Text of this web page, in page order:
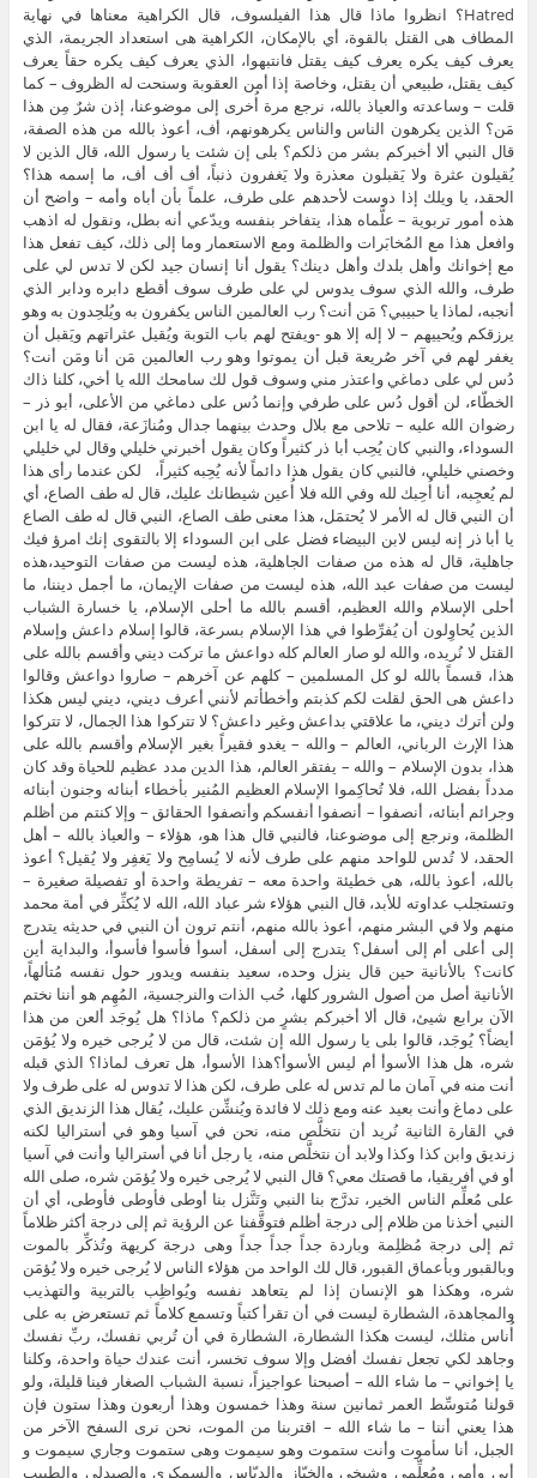
Hatred؟ انظروا ماذا قال هذا الفيلسوف، قال الكراهية معناها في نهاية
المطاف هى القتل بالقوة، أي بالإمكان، الكراهية هى استعداد الجريمة، الذي
يعرف كيف يكره يعرف كيف يقتل فانتبهوا، الذي يعرف كيف يكره حقاً يعرف
كيف يقتل، طبيعي أن يقتل، وخاصة إذا أمن العقوبة وسنحت له الظروف – كما
قلت – وساعدته والعياذ بالله، نرجع مرة أُخرى إلى موضوعنا، إذن شرٌ مِن هذا
مَن؟ الذين يكرهون الناس والناس يكرهونهم، أف، أعوذ بالله من هذه الصفة،
قال النبي ألا أخبركم بشر من ذلكم؟ بلى إن شئت يا رسول الله، قال الذين لا
يُقيلون عثرة ولا يَقبلون معذرة ولا يَغفرون ذنباً، أف أف أف، ما إسمه هذا؟
الحقد، يا ويلك إذا دوست لأحدهم على طرف، علماً بأن أباه وأمه – واضح أن
هذه أمور تربوية – علَّماه هذا، يتفاخر بنفسه ويدّعي أنه بطل، ونقول له اذهب
وافعل هذا مع المُخابَرات والظلمة ومع الاستعمار وما إلى ذلك، كيف تفعل هذا
مع إخوانك وأهل بلدك وأهل دينك؟ يقول أنا إنسان جيد لكن لا تدس لي على
طرف، والله الذي سوف يدوس لي على طرف سوف أقطع دابره ودابر الذي
أنجبه، لماذا يا حبيبي؟ مَن أنت؟ رب العالمين الناس يكفرون به ويُلحِدون به وهو
يرزقكم ويُحييهم – لا إله إلا هو -ويفتح لهم باب التوبة ويُقيل عثراتهم ويَقبل أن
يغفر لهم في آخر صُريعة قبل أن يموتوا وهو رب العالمين مَن أنا ومَن أنت؟
دُس لي على دماغي واعتذر مني وسوف قول لك سامحك الله يا أخي، كلنا ذاك
الخطّاء، لن أقول دُس على طرفي وإنما دُس على دماغي من الأعلى، أبو ذر –
رضوان الله عليه – تلاحى مع بلال وحدث بينهما جدال ومُنازَعة، فقال له يا ابن
السوداء، والنبي كان يُحِب أبا ذر كثيراً وكان يقول أخبرني خليلي وقال لي خليلي
وخصني خليلي، فالنبي كان يقول هذا دائماً لأنه يُحِبه كثيراً، لكن عندما رأى هذا
لم يُعجِبه، أنا أُحِبك لله وفي الله فلا أُعين شيطانك عليك، قال له طف الصاع، أي
أن النبي قال له الأمر لا يُحتمَل، هذا معنى طف الصاع، النبي قال له طف الصاع
يا أبا ذر إنه ليس لابن البيضاء فضل على ابن السوداء إلا بالتقوى إنك امرؤ فيك
جاهلية، قال له هذه من صفات الجاهلية، هذه ليست من صفات التوحيد،هذه
ليست من صفات عبد الله، هذه ليست من صفات الإيمان، ما أجمل ديننا، ما
أحلى الإسلام والله العظيم، أقسم بالله ما أحلى الإسلام، يا خسارة الشباب
الذين يُحاوِلون أن يُفرِّطوا في هذا الإسلام بسرعة، قالوا إسلام داعش وإسلام
القتل لا نُريده، والله لو صار العالم كله دواعش ما تركت ديني وأقسم بالله على
هذا، قسماً بالله لو كل المسلمين – كلهم عن آخرهم – صاروا دواعش وقالوا
داعش هى الحق لقلت لكم كذبتم وأخطأتم لأنني أعرف ديني، ديني ليس هكذا
ولن أترك ديني، ما علاقتي بداعش وغير داعش؟ لا تتركوا هذا الجمال، لا تتركوا
هذا الإرث الرباني، العالم – والله – يغدو فقيراً بغير الإسلام وأقسم بالله على
هذا، بدون الإسلام – والله – يفتقر العالم، هذا الدين مدد عظيم للحياة وقد كان
مدداً بفضل الله، فلا تُحاكِموا الإسلام العظيم المُنير بأخطاء أبنائه وجنون أبنائه
وجرائم أبنائه، أنصفوا – أنصفوا أنفسكم وأنصفوا الحقائق – وإلا كنتم من أظلم
الظلمة، ونرجع إلى موضوعنا، فالنبي قال هذا هو، هؤلاء – والعياذ بالله – أهل
الحقد، لا تُدس للواحد منهم على طرف لأنه لا يُسامِح ولا يَغفِر ولا يُقيل؟ أعوذ
بالله، أعوذ بالله، هى خطيئة واحدة معه – تفريطة واحدة أو تفصيلة صغيرة –
وتستجلب عداوته للأبد، قال النبي هؤلاء شر عباد الله، الله لا يُكثِّر في أمة محمد
منهم ولا في البشر منهم، أعوذ بالله منهم، أنتم ترون أن النبي في حديثه يتدرج
إلى أعلى أم إلى أسفل؟ يتدرج إلى أسفل، أسوأ فأسوأ فأسوأ، والبداية أين
كانت؟ بالأنانية حين قال ينزل وحده، سعيد بنفسه ويدور حول نفسه مُتألهاً،
الأنانية أصل من أصول الشرور كلها، حُب الذات والنرجسية، المُهِم هو أننا نختم
الآن برابع شيئ، قال ألا أخبركم بشرٍ من ذلكم؟ ماذا؟ هل يُوجَد ألعن من هذا
أيضاً؟ يُوجَد، قالوا بلى يا رسول الله إن شئت، قال من لا يُرجى خيره ولا يُؤمَن
شره، هل هذا الأسوأ أم ليس الأسوأ؟هذا الأسوأ، هل تعرف لماذا؟ الذي قبله
أنت منه في آمان ما لم تدس له على طرف، لكن هذا لا تدوس له على طرف ولا
على دماغ وأنت بعيد عنه ومع ذلك لا فائدة ويُنشِّن عليك، يُقال هذا الزنديق الذي
في القارة الثانية نُريد أن نتخلَّص منه، نحن في آسيا وهو في أستراليا لكنه
زنديق وابن كذا وكذا ولابد أن نتخلَّص منه، يا رجل أنا في أستراليا وأنت في آسيا
أو في أفريقيا، ما قصتك معي؟ قال النبي لا يُرجى خيره ولا يُؤمَن شره، صلى الله
على مُعلِّم الناس الخير، تدرَّج بنا النبي وتَنَّزل بنا أوطى فأوطى فأوطى، أي أن
النبي أخذنا من ظلام إلى درجة أظلم فتوقَّفنا عن الرؤية ثم إلى درجة أكثر ظلاماً
ثم إلى درجة مُظلِمة وباردة جداً جداً جداً وهى درجة كريهة وتُذكِّر بالموت
وبالقبور وبأعماق القبور، قال لك الواحد من هؤلاء الناس لا يُرجى خيره ولا يُؤمَن
شره، وهكذا هو الإنسان إذا لم يتعاهد نفسه ويُواظِب بالتربية والتهذيب
والمجاهدة، الشطارة ليست في أن تقرأ كتباً وتسمع كلاماً ثم تستعرض به على
أُناس مثلك، ليست هكذا الشطارة، الشطارة في أن تُربي نفسك، ربِّ نفسك
وجاهد لكي تجعل نفسك أفضل وإلا سوف تخسر، أنت عندك حياة واحدة، وكلنا
يا إخواني – ما شاء الله – أصبحنا عواجيزاً، نسبة الشباب الصغار فينا قليلة، ولو
قولنا مُتوسِّط العمر ثمانين سنة وهذا خمسون وهذا أربعون وهذا ستون فإن
هذا يعني أننا – ما شاء الله – اقتربنا من الموت، نحن نرى السفح الآخر من
الجبل، أنا سأموت وأنت ستموت وهو سيموت وهى ستموت وجاري سيموت و
أبي وأمي ومُعلِّمي وشيخي والخبّاز والدبّاس والسمكري والصيدلي والطبيب